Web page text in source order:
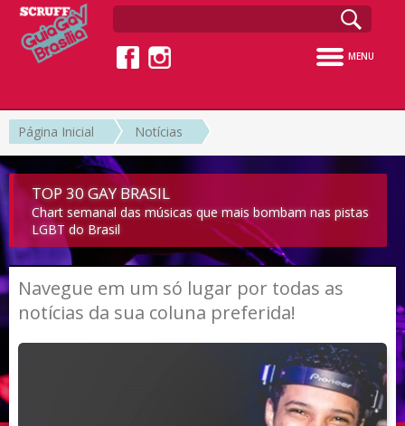
MENU
Página Inicial Notícias
TOP 30 GAY BRASIL
Chart semanal das músicas que mais bombam nas pistas
LGBT do Brasil
Navegue em um só lugar por todas as
notícias da sua coluna preferida!